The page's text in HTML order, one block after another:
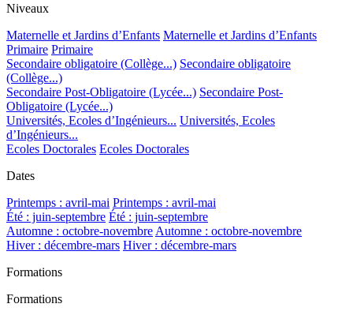
Niveaux
Maternelle et Jardins d’Enfants Maternelle et Jardins d’Enfants
Primaire Primaire
Secondaire obligatoire (Collège...) Secondaire obligatoire
(Collège...)
Secondaire Post-Obligatoire (Lycée...) Secondaire Post-
Obligatoire (Lycée...)
Universités, Ecoles d’Ingénieurs... Universités, Ecoles
d’Ingénieurs...
Ecoles Doctorales Ecoles Doctorales
Dates
Printemps : avril-mai Printemps : avril-mai
Été : juin-septembre Été : juin-septembre
Automne : octobre-novembre Automne : octobre-novembre
Hiver : décembre-mars Hiver : décembre-mars
Formations
Formations